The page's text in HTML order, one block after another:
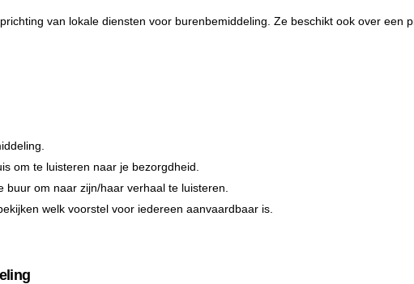
van lokale diensten voor burenbemiddeling. Ze beschikt ook over een
om te luisteren naar je bezorgdheid.
om naar zijn/haar verhaal te luisteren.
welk voorstel voor iedereen aanvaardbaar is.